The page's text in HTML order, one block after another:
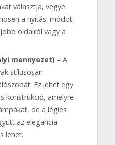
választja, vegye
a nyitási módot.
oldalról vagy a
mennyezet)– A
stílusosan
Ez lehet egy
konstrukció, amelyre
de a légies
az elegancia
lehet.